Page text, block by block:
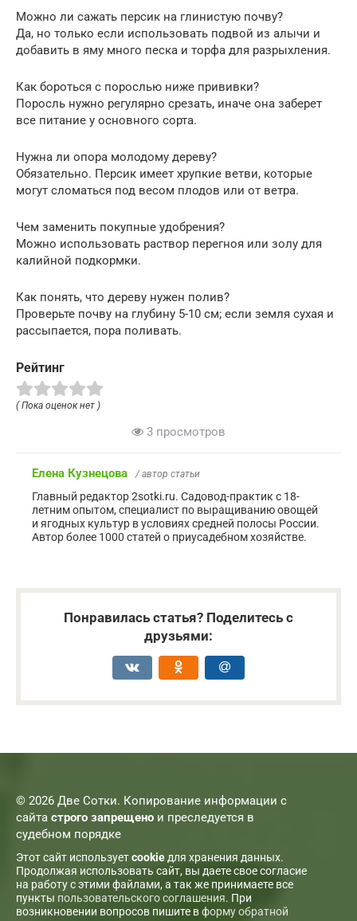
Можно ли сажать персик на глинистую почву?
Да, но только если использовать подвой из алычи и
добавить в яму много песка и торфа для разрыхления.
Как бороться с порослью ниже прививки?
Поросль нужно регулярно срезать, иначе она заберет
все питание у основного сорта.
Нужна ли опора молодому дереву?
Обязательно. Персик имеет хрупкие ветви, которые
могут сломаться под весом плодов или от ветра.
Чем заменить покупные удобрения?
Можно использовать раствор перегноя или золу для
калийной подкормки.
Как понять, что дереву нужен полив?
Проверьте почву на глубину 5-10 см; если земля сухая и
рассыпается, пора поливать.
Рейтинг
( Пока оценок нет )
3 просмотров
Елена Кузнецова / автор статьи
Главный редактор 2sotki.ru. Садовод-практик с 18-
летним опытом, специалист по выращиванию овощей
и ягодных культур в условиях средней полосы России.
Автор более 1000 статей о приусадебном хозяйстве.
Понравилась статья? Поделитесь с
друзьями:
© 2026 Две Сотки. Копирование информации с
сайта строго запрещено и преследуется в
судебном порядке
Этот сайт используетcookie для хранения данных.
Продолжая использовать сайт, вы даете свое согласие
на работу с этими файлами, а так же принимаете все
пункты пользовательского соглашения. При
возникновении вопросов пишите вформу обратной